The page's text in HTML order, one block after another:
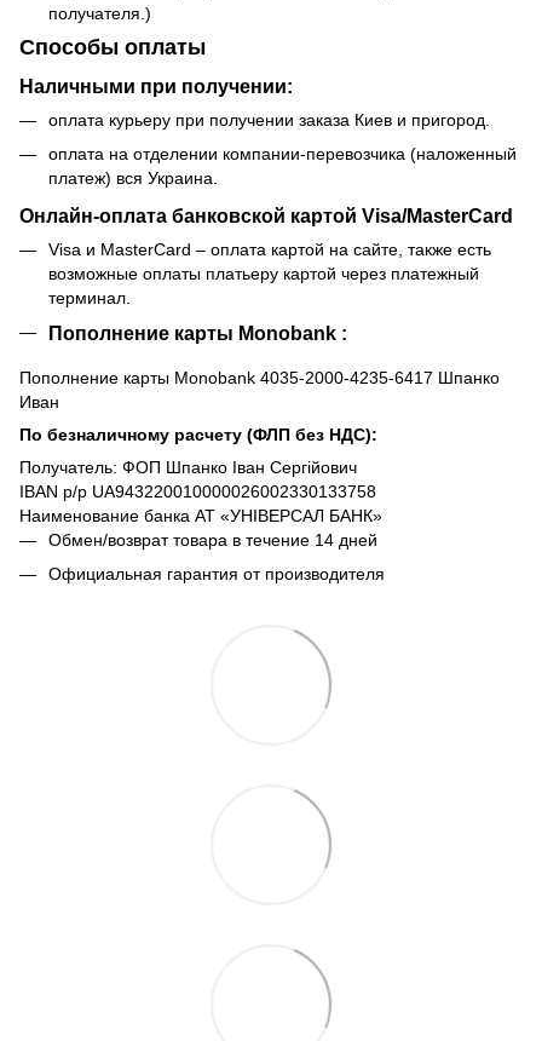
получателя.)
Способы оплаты
Наличными при получении:
оплата курьеру при получении заказа Киев и пригород.
оплата на отделении компании-перевозчика (наложенный
платеж) вся Украина.
Онлайн-оплата банковской картой Visa/MasterCard
Visa и MasterCard – оплата картой на сайте, также есть
возможные оплаты платьеру картой через платежный
терминал.
Пополнение карты Monobank :
Пополнение карты Monobank 4035-2000-4235-6417 Шпанко
Иван
По безналичному расчету (ФЛП без НДС):
Получатель: ФОП Шпанко Іван Сергійович
IBAN р/р UA943220010000026002330133758
Наименование банка АТ «УНІВЕРСАЛ БАНК»
Обмен/возврат товара в течение 14 дней
Официальная гарантия от производителя